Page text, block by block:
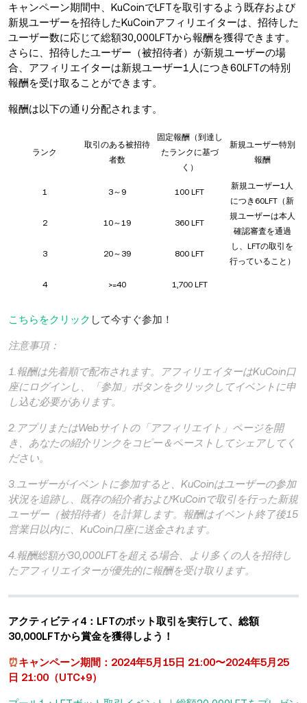
キャンペーン期間中、KuCoinでLFTを取引するよう既存および
新規ユーザーを招待したKuCoinアフィリエイターは、招待した
ユーザー数に応じて総額30,000LFTから報酬を獲得できます。
さらに、招待したユーザー（被招待者）が新規ユーザーの場
合、アフィリエイターは新規ユーザー1人につき60LFTの特別
報酬を受け取ることができます。
報酬は以下の通り分配されます。
ランク
取引のある被招待
者数
固定報酬（到達し
たランクに基づ
く）
新規ユーザー特別
報酬
1 3～9 100 LFT
新規ユーザー1人
につき60LFT（新
規ユーザーは本人
確認審査を通過
し、LFTの取引を
行っていること）
2 10～19 360 LFT
3 20～39 800 LFT
4 >=40 1,700 LFT
こちらをクリック して今すぐ参加！
注意事項：
1.報酬は先着順で配布されます。アフィリエイターはKuCoin口
座にログインし、「参加」ボタンをクリックしてイベントに申
し込む必要があります。
2.アプリまたはWebサイトの「アフィリエイト」ページを開
き、あなたの紹介リンクをコピー＆ペーストしてシェアしてく
ださい。
3.ユーザーがイベントに参加すると、KuCoinはユーザーの参加
状況を追跡し、既存の紹介者およびKuCoinで取引を行った新規
ユーザー（被招待者）を計算します。報酬はイベント終了後15
営業日以内に、KuCoin口座に送金されます。
4.報酬総額が30,000LFTを超える場合、より多くの人を招待し
たアフィリエイターが優先的に報酬を受け取ります。
アクティビティ4：LFTのボット取引を実行して、総額
30,000LFTから賞金を獲得しよう！
⏰キャンペーン期間：2024年5月15日 21:00〜2024年5月25
日 21:00（UTC+9）